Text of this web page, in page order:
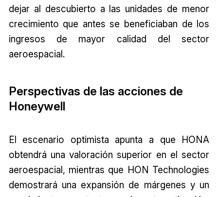
dejar al descubierto a las unidades de menor
crecimiento que antes se beneficiaban de los
ingresos de mayor calidad del sector
aeroespacial.
Perspectivas de las acciones de
Honeywell
El escenario optimista apunta a que HONA
obtendrá una valoración superior en el sector
aeroespacial, mientras que HON Technologies
demostrará una expansión de márgenes y un